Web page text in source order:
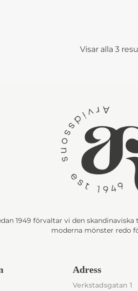
Visar alla 3
1949 förvaltar vi den
moderna mönster redo
Adress
Verkstadsgatan 1